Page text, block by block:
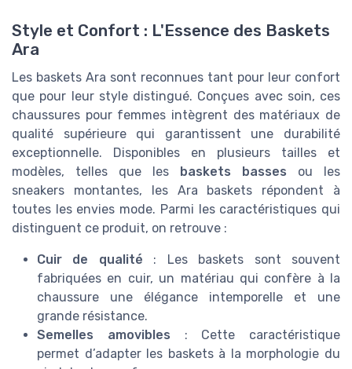
Style et Confort : L'Essence des Baskets
Ara
Les baskets Ara sont reconnues tant pour leur confort
que pour leur style distingué. Conçues avec soin, ces
chaussures pour femmes intègrent des matériaux de
qualité supérieure qui garantissent une durabilité
exceptionnelle. Disponibles en plusieurs tailles et
modèles, telles que les
baskets basses ou les
sneakers montantes, les Ara baskets répondent à
toutes les envies mode. Parmi les caractéristiques qui
distinguent ce produit, on retrouve :
Cuir de qualité : Les baskets sont souvent
fabriquées en cuir, un matériau qui confère à la
chaussure une élégance intemporelle et une
grande résistance.
Semelles amovibles : Cette caractéristique
permet d’adapter les baskets à la morphologie du